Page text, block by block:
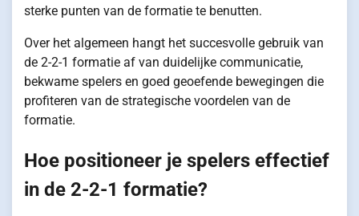
sterke punten van de formatie te benutten.
Over het algemeen hangt het succesvolle gebruik van
de 2-2-1 formatie af van duidelijke communicatie,
bekwame spelers en goed geoefende bewegingen die
profiteren van de strategische voordelen van de
formatie.
Hoe positioneer je spelers effectief
in de 2-2-1 formatie?